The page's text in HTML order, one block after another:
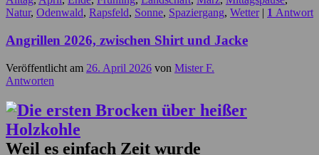
Natur, Odenwald, Rapsfeld, Sonne, Spaziergang, Wetter | 1 Antwort
Angrillen 2026, zwischen Shirt und Jacke
Veröffentlicht am 26. April 2026 von Mister F.
Antworten
Weil es einfach Zeit wurde